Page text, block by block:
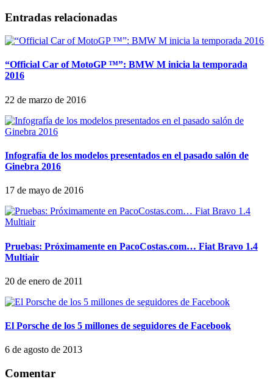
Entradas relacionadas
“Official Car of MotoGP ™”: BMW M inicia la temporada
2016
22 de marzo de 2016
Infografía de los modelos presentados en el pasado salón de
Ginebra 2016
17 de mayo de 2016
Pruebas: Próximamente en PacoCostas.com… Fiat Bravo 1.4
Multiair
20 de enero de 2011
El Porsche de los 5 millones de seguidores de Facebook
6 de agosto de 2013
Comentar